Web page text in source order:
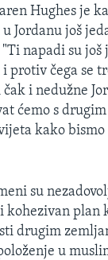
Hughes je
Jordanu još
napadi su
i protiv čega se
i nedužne
ćemo s
kako
su
kohezivan plan
drugim
u